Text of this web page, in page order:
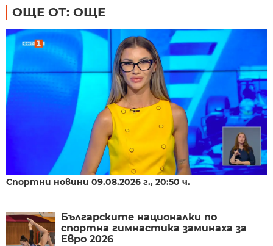
ОЩЕ ОТ: ОЩЕ
Спортни новини 09.08.2026 г., 20:50 ч.
Българските националки по
спортна гимнастика заминаха за
Евро 2026